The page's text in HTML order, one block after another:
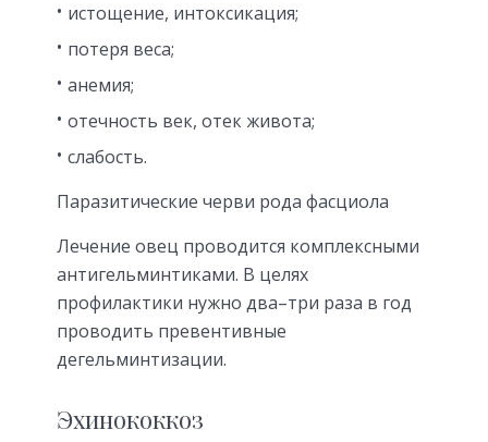
истощение, интоксикация;
потеря веса;
анемия;
отечность век, отек живота;
слабость.
Паразитические черви рода фасциола
Лечение овец проводится комплексными
антигельминтиками. В целях
профилактики нужно два–три раза в год
проводить превентивные
дегельминтизации.
Эхинококкоз